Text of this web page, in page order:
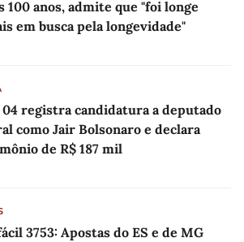
100 anos, admite que "foi longe
em busca pela longevidade"
registra candidatura a deputado
como Jair Bolsonaro e declara
de R$ 187 mil
3753: Apostas do ES e de MG